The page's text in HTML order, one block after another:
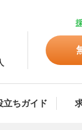
立ちガイド